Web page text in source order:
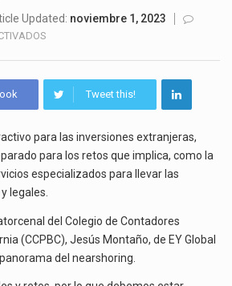
El Departamento de Agricultura de Estados Unidos (USDA) suspendió el 5 de agosto de 2026…
La industria manufacturera de exportación afiliada a Index en Nuevo León ha alcanzado hasta 10%…
El superávit comercial de México con Estados Unidos alcanzó 102,581 millones de dólares (mdd) en…
Updated: noviembre 1, 2023
PREPARARSE
ANTE
FISCALES
Y
LEGALES
Tweet this!
para las inversiones extranjeras,
para los retos que implica, como la
especializados para llevar las
legales.
del Colegio de Contadores
(CCPBC), Jesús Montaño, de EY Global
del nearshoring.